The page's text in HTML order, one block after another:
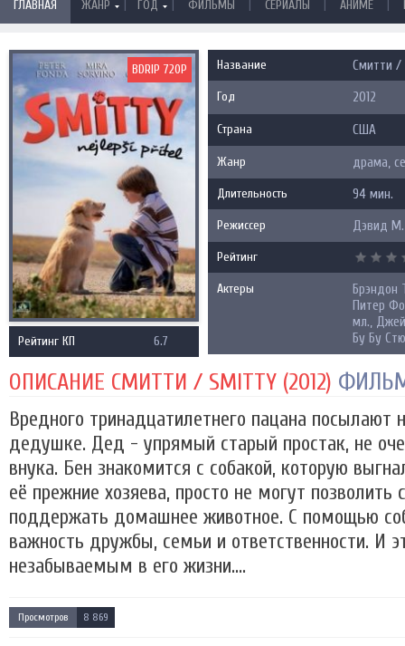
ГЛАВНАЯ ЖАНР | ГОД | ФИЛЬМЫ | СЕРИАЛЫ | АНИМЕ |
BDRIP 720P
Рейтинг КП 6.7
Название Смитти /
Год 2012
Страна США
Жанр драма,
Длительность 94 мин.
Режиссер Дэвид М.
Рейтинг
Актеры
Брэндон
Питер
мл.,
Бу Бу
ОПИСАНИЕ СМИТТИ / SMITTY (2012)
Вредного тринадцатилетнего пацана посылают
дедушке. Дед - упрямый старый простак, не
внука. Бен знакомится с собакой, которую
её прежние хозяева, просто не могут позволить
поддержать домашнее животное. С помощью
важность дружбы, семьи и ответственности. И
незабываемым в его жизни....
Просмотров 8 869